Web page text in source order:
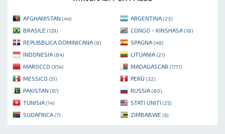
AFGHANISTAN (44) ARGENTINA (23)
BRASILE (129) CONGO - KINSHASA (18)
REPUBBLICA DOMINICANA (8) SPAGNA (48)
INDONESIA (84) LITUANIA (21)
MAROCCO (354) MADAGASCAR (1717)
MESSICO (51) PERÙ (32)
PAKISTAN (67) RUSSIA (80)
TUNISIA (14) STATI UNITI (25)
SUDAFRICA (7) ZIMBABWE (6)